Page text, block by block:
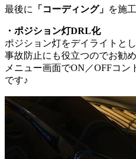
最後に 「コーディング」 を施
・ポジション灯DRL化
ポジション灯をデイライトと
事故防止にも役立つのでお勧め
メニュー画面でON／OFFコン
です♪